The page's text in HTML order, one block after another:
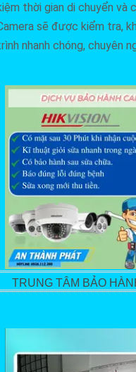
thời gian di chuyển và
sẽ được kiểm tra,
nhanh chóng, chuyên
TRUNG TÂM BẢO